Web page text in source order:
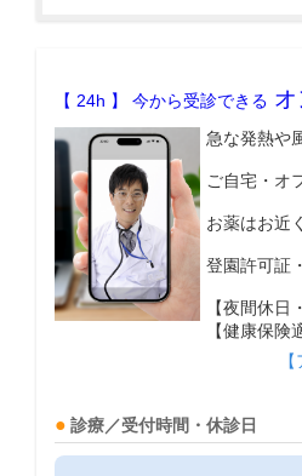
【 24h 】 今から受診できる
急な発熱や
ご自宅・オ
お薬はお近
登園許可証
【夜間休日
【健康保険
診療／受付時間・休診日